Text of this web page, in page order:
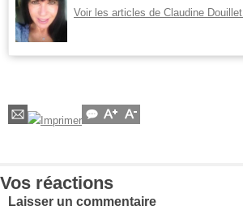
Voir les articles de Claudine Douillet
Vos réactions
Laisser un commentaire